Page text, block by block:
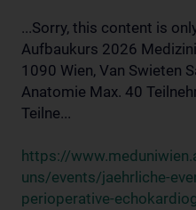
...Sorry, this content is
Aufbaukurs 2026
1090 Wien, Van Swieten
Anatomie Max. 40
Teilne...
https://
uns/events/jaehrliche-
perioperative-